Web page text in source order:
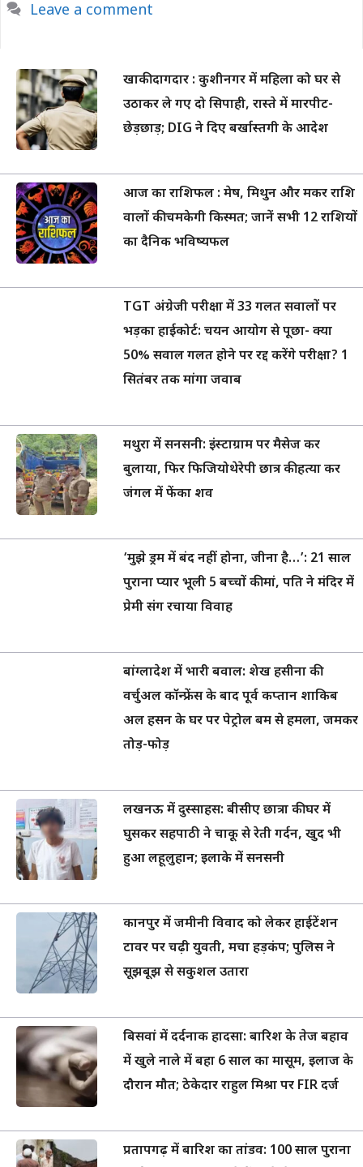
Leave a comment
खाकी दागदार : कुशीनगर में महिला को घर से
उठाकर ले गए दो सिपाही, रास्ते में मारपीट-
छेड़छाड़; DIG ने दिए बर्खास्तगी के आदेश
आज का राशिफल : मेष, मिथुन और मकर राशि
वालों की चमकेगी किस्मत; जानें सभी 12 राशियों
का दैनिक भविष्यफल
TGT अंग्रेजी परीक्षा में 33 गलत सवालों पर
भड़का हाईकोर्ट: चयन आयोग से पूछा- क्या
50% सवाल गलत होने पर रद्द करेंगे परीक्षा? 1
सितंबर तक मांगा जवाब
मथुरा में सनसनी: इंस्टाग्राम पर मैसेज कर
बुलाया, फिर फिजियोथेरेपी छात्र की हत्या कर
जंगल में फेंका शव
‘मुझे ड्रम में बंद नहीं होना, जीना है…’: 21 साल
पुराना प्यार भूली 5 बच्चों की मां, पति ने मंदिर में
प्रेमी संग रचाया विवाह
बांग्लादेश में भारी बवाल: शेख हसीना की
वर्चुअल कॉन्फ्रेंस के बाद पूर्व कप्तान शाकिब
अल हसन के घर पर पेट्रोल बम से हमला, जमकर
तोड़-फोड़
लखनऊ में दुस्साहस: बीसीए छात्रा की घर में
घुसकर सहपाठी ने चाकू से रेती गर्दन, खुद भी
हुआ लहूलुहान; इलाके में सनसनी
कानपुर में जमीनी विवाद को लेकर हाईटेंशन
टावर पर चढ़ी युवती, मचा हड़कंप; पुलिस ने
सूझबूझ से सकुशल उतारा
बिसवां में दर्दनाक हादसा: बारिश के तेज बहाव
में खुले नाले में बहा 6 साल का मासूम, इलाज के
दौरान मौत; ठेकेदार राहुल मिश्रा पर FIR दर्ज
प्रतापगढ़ में बारिश का तांडव: 100 साल पुराना